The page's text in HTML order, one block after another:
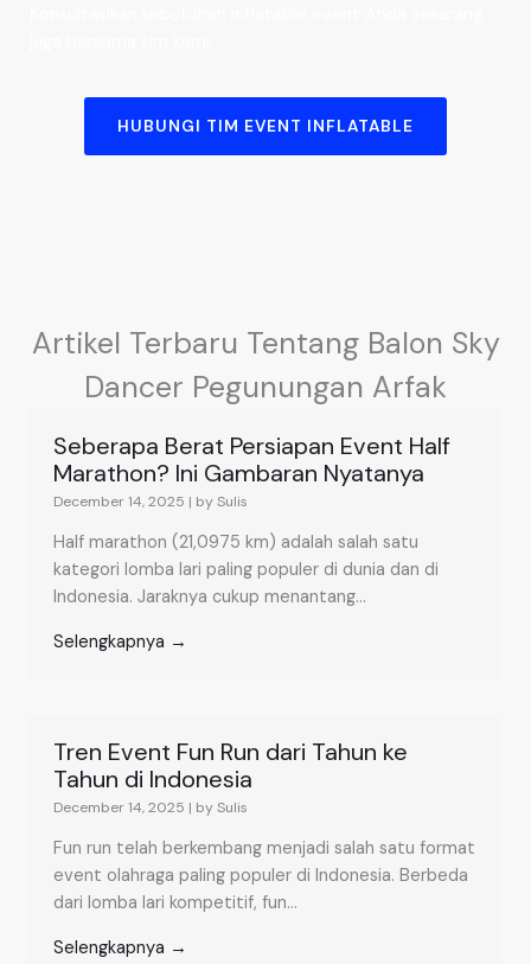
HUBUNGI TIM EVENT INFLATABLE
Artikel Terbaru Tentang Balon Sky
Dancer Pegunungan Arfak
Seberapa Berat Persiapan Event Half
Marathon? Ini Gambaran Nyatanya
December 14, 2025 | by Sulis
Half marathon (21,0975 km) adalah salah satu
kategori lomba lari paling populer di dunia dan di
Indonesia. Jaraknya cukup menantang...
Selengkapnya →
Tren Event Fun Run dari Tahun ke
Tahun di Indonesia
December 14, 2025 | by Sulis
Fun run telah berkembang menjadi salah satu format
event olahraga paling populer di Indonesia. Berbeda
dari lomba lari kompetitif, fun...
Selengkapnya →